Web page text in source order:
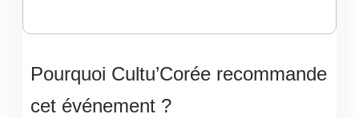
Pourquoi Cultu’Corée recommande
cet événement ?